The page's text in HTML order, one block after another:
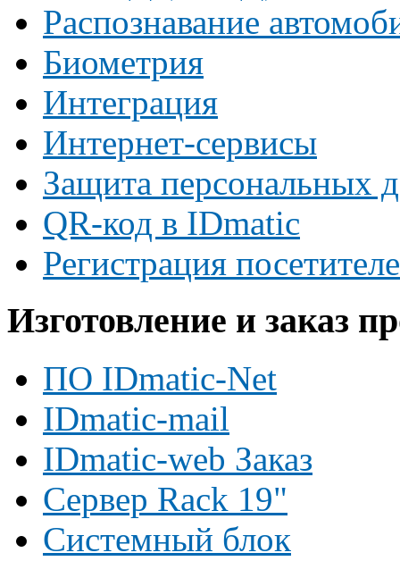
Распознавание
Биометрия
Интеграция
Интернет-сервисы
Защита персональных
QR-код в IDmatic
Регистрация
Изготовление и заказ
ПО IDmatic-Net
IDmatic-mail
IDmatic-web Заказ
Сервер Rack 19"
Системный блок